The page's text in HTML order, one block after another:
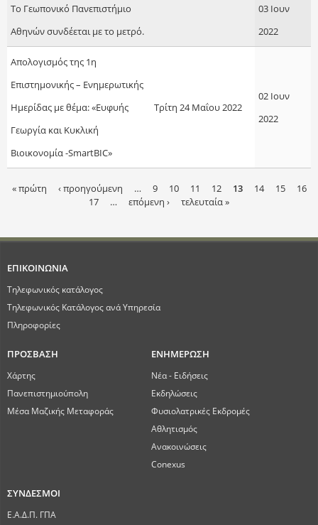
Το Γεωπονικό Πανεπιστήμιο
Αθηνών συνδέεται με το μετρό.
03 Ιουν
2022
Απολογισμός της 1η
Επιστημονικής – Ενημερωτικής
Ημερίδας με θέμα: «Ευφυής
Γεωργία και Κυκλική
Βιοικονομία -SmartBIC»
Τρίτη 24 Μαΐου 2022
02 Ιουν
2022
ε
λ
ί
δ
ε
ς
« πρώτη ‹ προηγούμενη … 9 10 11 12 13 14 15
16
17
… επόμενη › τελευταία »
ΕΠΙΚΟΙΝΩΝΙΑ
Τηλεφωνικός κατάλογος
Τηλεφωνικός Κατάλογος ανά Υπηρεσία
Πληροφορίες
ΠΡΟΣΒΑΣΗ
Χάρτης
Πανεπιστημιούπολη
Μέσα Μαζικής Μεταφοράς
ΕΝΗΜΕΡΩΣΗ
Νέα - Ειδήσεις
Εκδηλώσεις
Φυσιολατρικές Εκδρομές
Αθλητισμός
Ανακοινώσεις
Conexus
ΣΥΝΔΕΣΜΟΙ
Ε.Α.Δ.Π. ΓΠΑ